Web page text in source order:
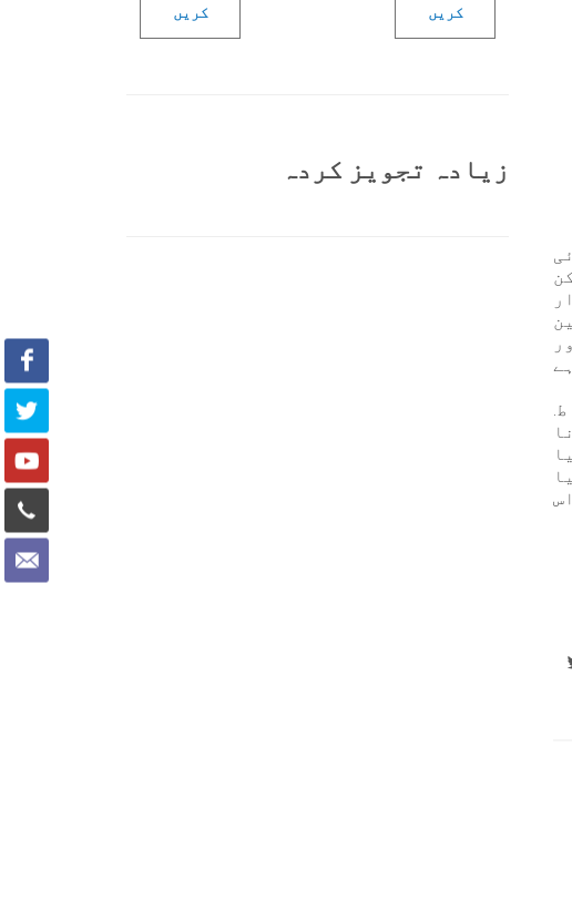
ط.
کریں
کریں
زیادہ تجویز کردہ